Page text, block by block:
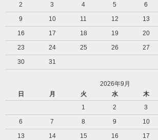
2
3 4 5 6
9
10 11 12 13
16
17 18 19 20
23
24 25 26 27
30
31
2026年9月
日
月 火 水 木
1
2 3
6
7 8 9 10
13
14 15 16 17